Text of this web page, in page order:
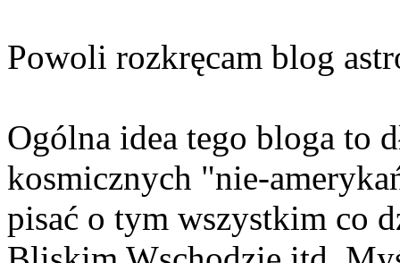
Powoli rozkręcam blog
Ogólna idea tego bloga to
kosmicznych "nie-
pisać o tym wszystkim co